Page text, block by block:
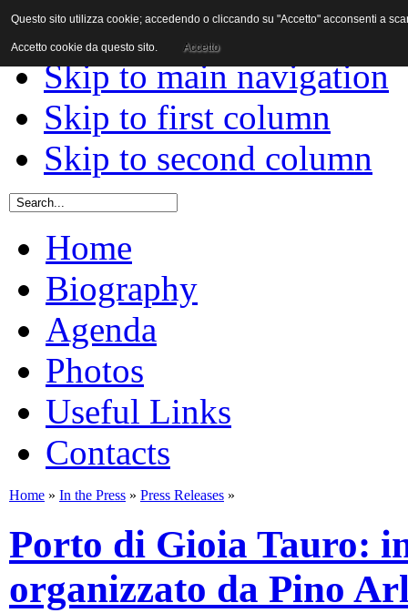
Skip to content
Skip to main navigation
Skip to first column
Skip to second column
Home
Biography
Agenda
Photos
Useful Links
Contacts
Home » In the Press » Press Releases »
Porto di Gioia Tauro:
organizzato da Pino
Questo sito utilizza cookie; accedendo o cliccando su "Accetto" acconsenti a
Accetto cookie da questo sito. Accetto